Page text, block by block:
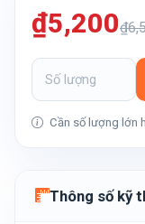
₫5,200
Cần số lượng lớn
Thông số kỹ